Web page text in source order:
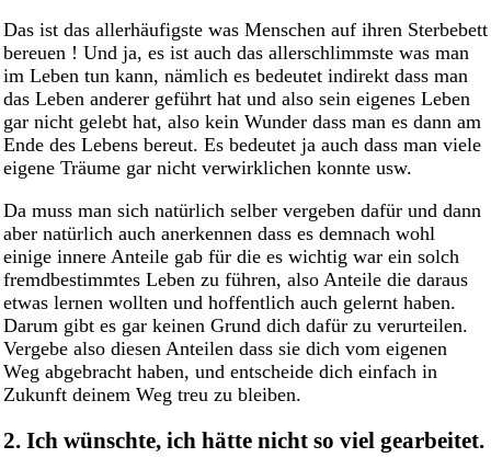
Das ist das allerhäufigste was Menschen auf ihren Sterbebett
bereuen ! Und ja, es ist auch das allerschlimmste was man
im Leben tun kann, nämlich es bedeutet indirekt dass man
das Leben anderer geführt hat und also sein eigenes Leben
gar nicht gelebt hat, also kein Wunder dass man es dann am
Ende des Lebens bereut. Es bedeutet ja auch dass man viele
eigene Träume gar nicht verwirklichen konnte usw.
Da muss man sich natürlich selber vergeben dafür und dann
aber natürlich auch anerkennen dass es demnach wohl
einige innere Anteile gab für die es wichtig war ein solch
fremdbestimmtes Leben zu führen, also Anteile die daraus
etwas lernen wollten und hoffentlich auch gelernt haben.
Darum gibt es gar keinen Grund dich dafür zu verurteilen.
Vergebe also diesen Anteilen dass sie dich vom eigenen
Weg abgebracht haben, und entscheide dich einfach in
Zukunft deinem Weg treu zu bleiben.
2. Ich wünschte, ich hätte nicht so viel gearbeitet.